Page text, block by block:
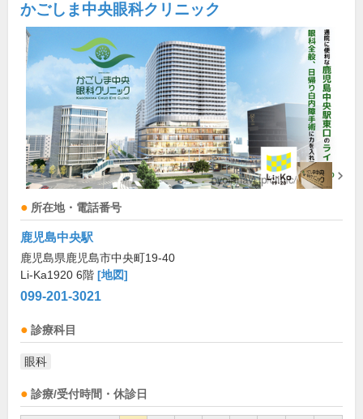
かごしま中央眼科クリニック
所在地・電話番号
鹿児島中央駅
鹿児島県鹿児島市中央町19-40
Li-Ka1920 6階 [地図]
099-201-3021
診療科目
眼科
診療/受付時間・休診日